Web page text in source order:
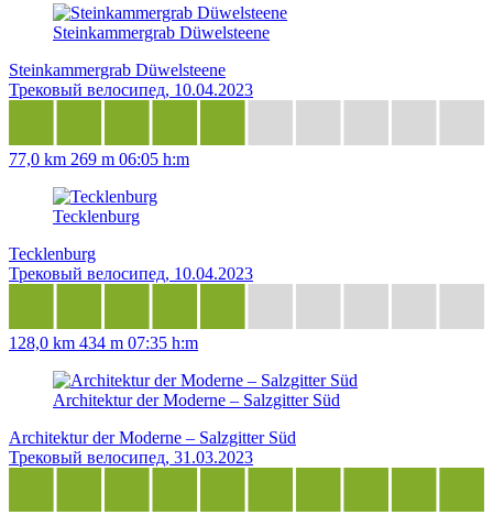
Steinkammergrab Düwelsteene
Steinkammergrab Düwelsteene
Трековый велосипед, 10.04.2023
77,0 km 269 m 06:05 h:m
Tecklenburg
Tecklenburg
Трековый велосипед, 10.04.2023
128,0 km 434 m 07:35 h:m
Architektur der Moderne – Salzgitter Süd
Architektur der Moderne – Salzgitter Süd
Трековый велосипед, 31.03.2023